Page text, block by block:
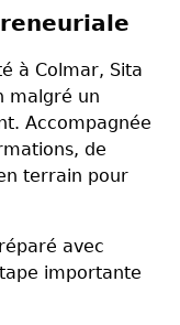
à Colmar, Sita
malgré un
Accompagnée
de
terrain pour
avec
importante